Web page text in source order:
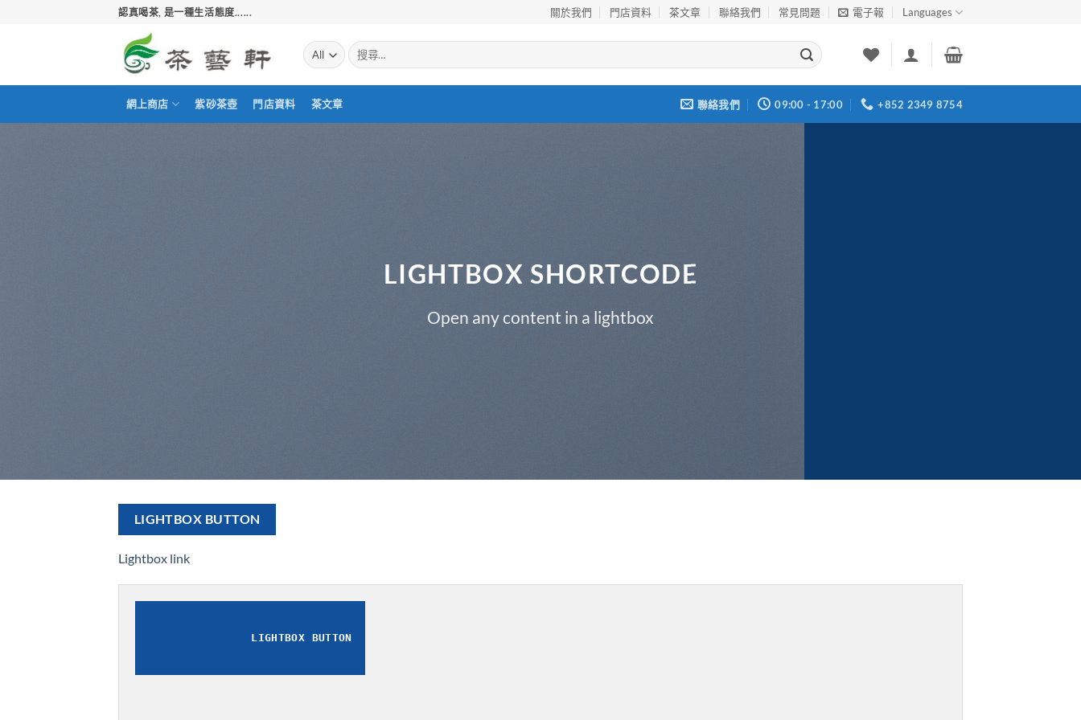
認真喝茶, 是一種生活態度...... 關於我們 門店資料 茶文章 聯絡我們 常見問題 電子報 Languages
搜
尋
網上商店 紫砂茶壺 門店資料 茶文章 聯絡我們 09:00 - 17:00 +852 2349 8754
LIGHTBOX SHORTCODE
Open any content in a lightbox
LIGHTBOX BUTTON
Lightbox link
LIGHTBOX BUTTON